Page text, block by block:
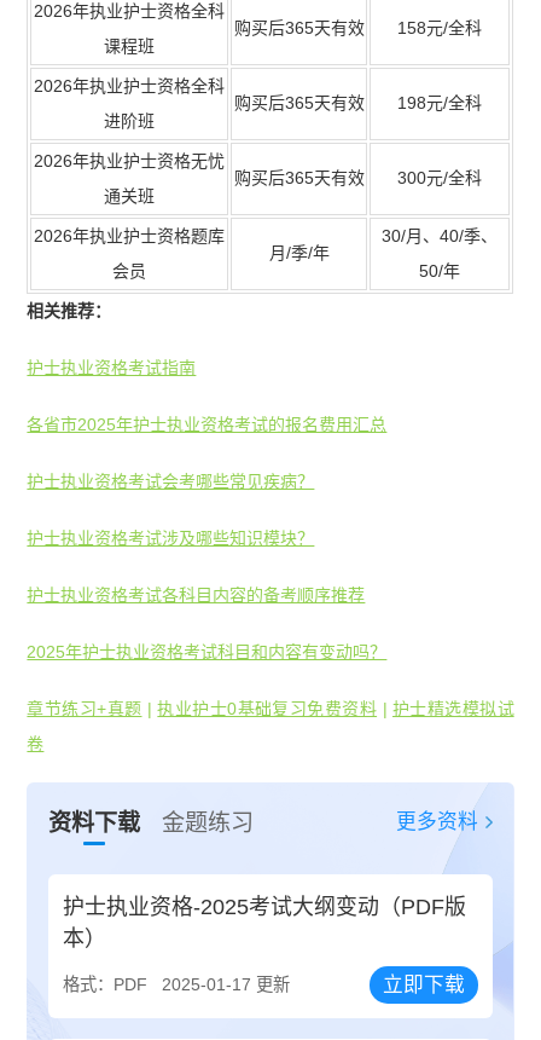
2026年执业护士资格全科
课程班
购买后365天有效 158元/全科
2026年执业护士资格全科
进阶班
购买后365天有效 198元/全科
2026年执业护士资格无忧
通关班
购买后365天有效 300元/全科
2026年执业护士资格题库
会员
月/季/年
30/月、40/季、
50/年
相关推荐：
护士执业资格考试指南
各省市2025年护士执业资格考试的报名费用汇总
护士执业资格考试会考哪些常见疾病？
护士执业资格考试涉及哪些知识模块？
护士执业资格考试各科目内容的备考顺序推荐
2025年护士执业资格考试科目和内容有变动吗？
章节练习+真题 |执业护士0基础复习免费资料 | 护士精选模拟试
卷
资料下载 金题练习 更多资料
护士执业资格-2025考试大纲变动（PDF版
本）
格式：PDF 2025-01-17 更新 立即下载